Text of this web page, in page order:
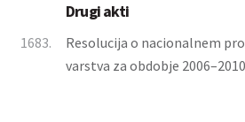
Drugi akti
1683.
Resolucija o nacionalnem
varstva za obdobje